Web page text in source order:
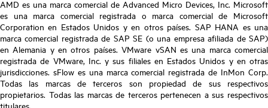
AMD es una marca comercial de Advanced Micro Devices, Inc. Microsoft
es una marca comercial registrada o marca comercial de Microsoft
Corporation en Estados Unidos y en otros países. SAP HANA es una
marca comercial registrada de SAP SE (o una empresa afiliada de SAP)
en Alemania y en otros países. VMware vSAN es una marca comercial
registrada de VMware, Inc. y sus filiales en Estados Unidos y en otras
jurisdicciones. sFlow es una marca comercial registrada de InMon Corp.
Todas las marcas de terceros son propiedad de sus respectivos
propietarios. Todas las marcas de terceros pertenecen a sus respectivos
titulares.